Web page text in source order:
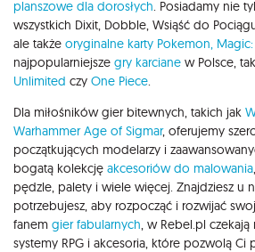
planszowe dla dorosłych . Posiadamy nie
wszystkich Dixit, Dobble, Wsiąść do
ale także oryginalne karty Pokemon,
najpopularniejsze gry karciane w Polsce,
Unlimited czy One Piece
Dla miłośników gier bitewnych, takich jak
Warhammer Age of Sigmar, oferujemy
początkujących modelarzy i
bogatą kolekcję akcesoriów do malowania
pędzle, palety i wiele więcej. Znajdziesz u
potrzebujesz, aby rozpocząć i rozwijać
fanem gier fabularnych , w Rebel.pl
systemy RPG i akcesoria, które pozwolą Ci